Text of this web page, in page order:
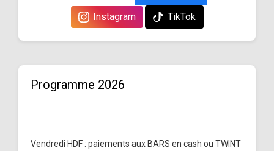
Instagram
TikTok
Programme 2026
Vendredi HDF : paiements aux BARS en cash ou TWINT